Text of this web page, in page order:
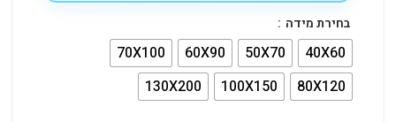
בחירת מידה
40X60
50X70
60X90
70X100
80X120
100X150
130X200